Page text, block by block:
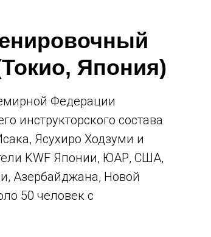
Япония)
Федерации
инструкторского состава
Ясухиро Ходзуми и
KWF Японии, ЮАР, США,
Азербайджана, Новой
50 человек с